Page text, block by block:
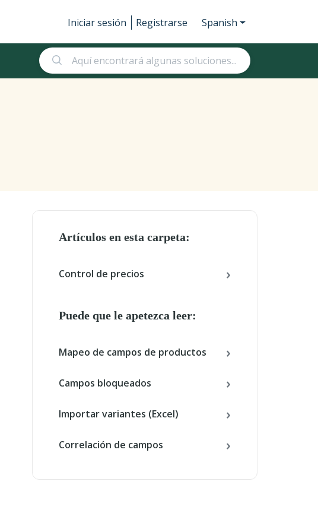
Iniciar sesión
Registrarse Spanish
Artículos en esta carpeta:
Control de precios
Puede que le apetezca leer:
Mapeo de campos de productos
Campos bloqueados
Importar variantes (Excel)
Correlación de campos